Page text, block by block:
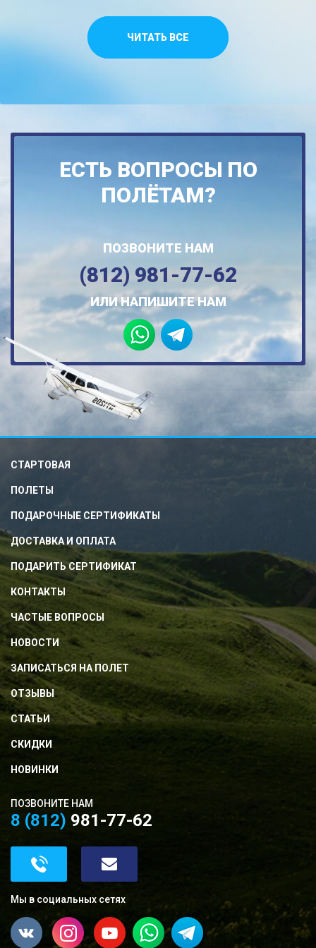
ЧИТАТЬ ВСЕ
ЕСТЬ ВОПРОСЫ ПО
ПОЛЁТАМ?
ПОЗВОНИТЕ НАМ
(812) 981-77-62
ИЛИ НАПИШИТЕ НАМ
СТАРТОВАЯ
ПОЛЕТЫ
ПОДАРОЧНЫЕ СЕРТИФИКАТЫ
ДОСТАВКА И ОПЛАТА
ПОДАРИТЬ СЕРТИФИКАТ
КОНТАКТЫ
ЧАСТЫЕ ВОПРОСЫ
НОВОСТИ
ЗАПИСАТЬСЯ НА ПОЛЕТ
ОТЗЫВЫ
СТАТЬИ
СКИДКИ
НОВИНКИ
ПОЗВОНИТЕ НАМ
8 (812) 981-77-62
Мы в социальных сетях